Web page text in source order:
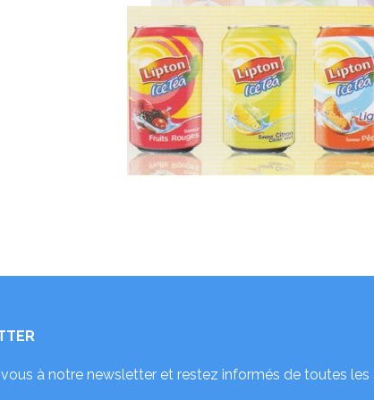
à notre newsletter et restez informés de toutes